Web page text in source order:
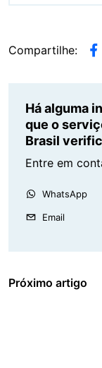
Compartilhe:
Há alguma
que o
Brasil
Entre em
WhatsApp
Email
Próximo artigo